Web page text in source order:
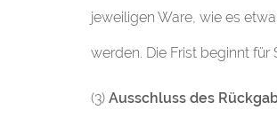
jeweiligen Ware, wie es
werden. Die Frist beginnt
(3) Ausschluss des